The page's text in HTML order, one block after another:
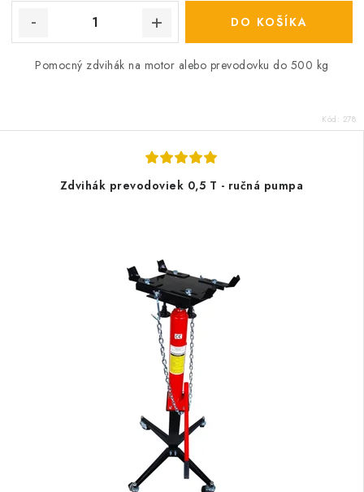
DO KOŠÍKA
Pomocný zdvihák na motor alebo prevodovku do 500 kg
Kód: 278
Zdvihák prevodoviek 0,5 T - ručná pumpa